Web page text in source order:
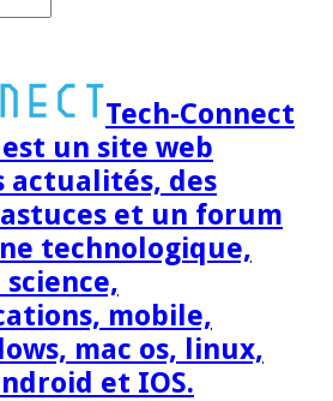
Tech-Connect
un site web
actualités, des
et un forum
technologique,
mobile,
mac os, linux,
et IOS.